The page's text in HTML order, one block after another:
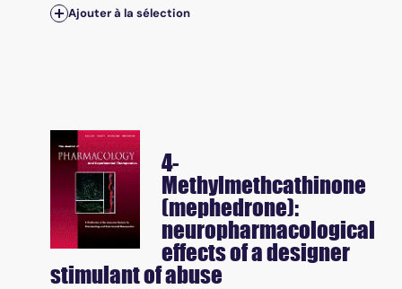
Ajouter à la sélection
4-
Methylmethcathinone
(mephedrone):
neuropharmacological
effects of a designer
stimulant of abuse